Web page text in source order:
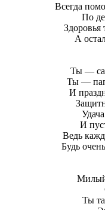
Всегда
По
Здоровья
А
Ты —
Ты —
И
И
Ведь
Будь
Ты